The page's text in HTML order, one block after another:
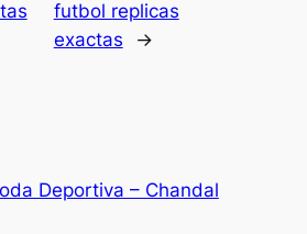
futbol replicas
exactas
→
Deportiva – Chandal